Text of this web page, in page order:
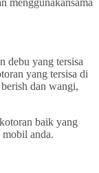
menggunakansama
debu yang tersisa
yang tersisa di
dan wangi,
baik yang
mobil anda.